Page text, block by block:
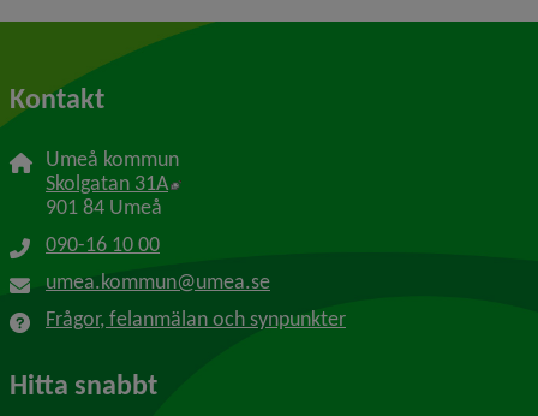
Kontakt
Umeå kommun
Skolgatan 31A Länk till annan webbplats, öppnas i nytt
901 84 Umeå
090-16 10 00
umea.kommun@umea.se
Frågor, felanmälan och synpunkter
Hitta snabbt